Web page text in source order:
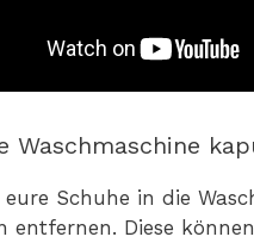
Waschmaschine
eure Schuhe in die
entfernen. Diese